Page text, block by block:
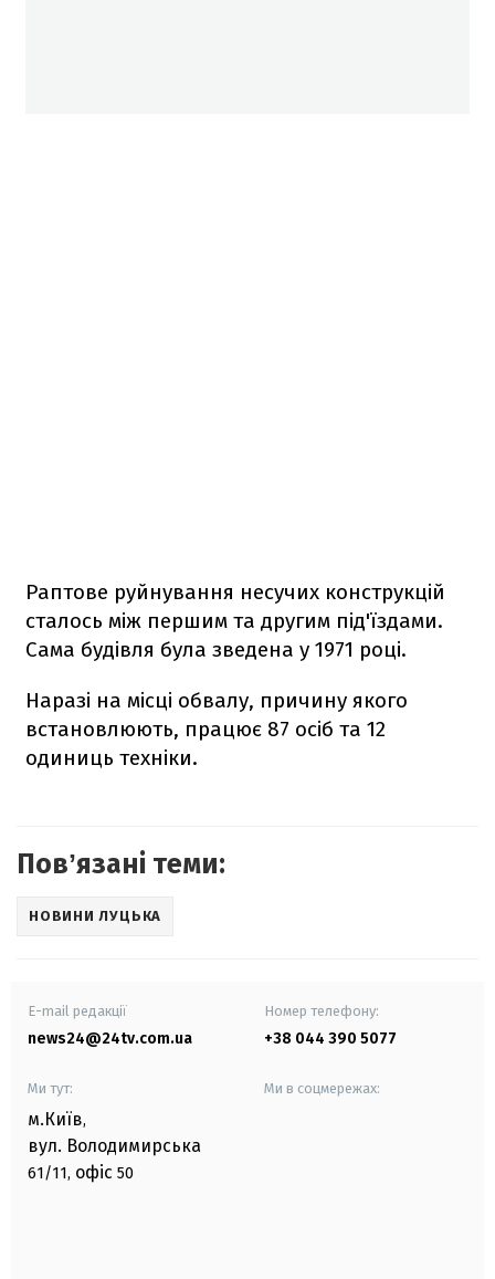
Раптове руйнування несучих конструкцій
сталось між першим та другим під'їздами.
Сама будівля була зведена у 1971 році.
Наразі на місці обвалу, причину якого
встановлюють, працює 87 осіб та 12
одиниць техніки.
Повʼязані теми:
НОВИНИ ЛУЦЬКА
E-mail редакції
news24@24tv.com.ua
Номер телефону:
+38 044 390 5077
Ми тут:
м.Київ,
вул. Володимирська
61/11, офіс 50
Ми в соцмережах: